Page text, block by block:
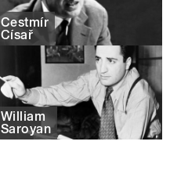
Čestmír
Císař
William
Saroyan